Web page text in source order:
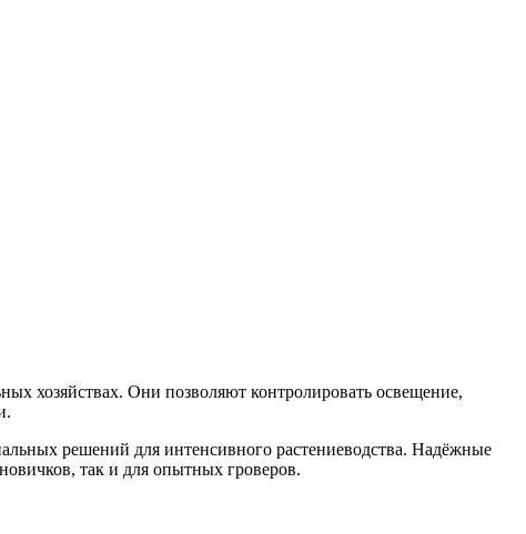
хозяйствах. Они позволяют контролировать освещение,
решений для интенсивного растениеводства. Надёжные
так и для опытных гроверов.